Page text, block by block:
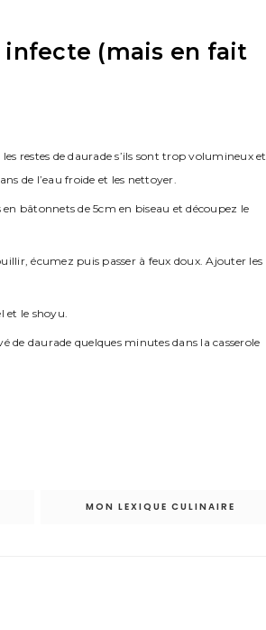
infecte (mais en fait
restes de daurade s’ils sont trop volumineux et
de l’eau froide et les nettoyer.
bâtonnets de 5cm en biseau et découpez le
écumez puis passer à feux doux. Ajouter les
et le shoyu.
de daurade quelques minutes dans la casserole
MON LEXIQUE CULINAIRE